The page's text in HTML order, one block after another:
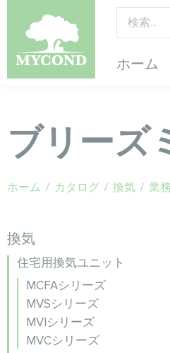
ホーム
ブリーズ
ホーム / カタログ / 換気 / 業
換気
住宅用換気ユニット
MCFAシリーズ
MVSシリーズ
MVIシリーズ
MVCシリーズ